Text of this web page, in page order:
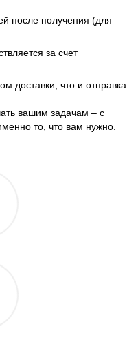
после получения (для
за счет
доставки, что и отправка
вашим задачам – с
то, что вам нужно.